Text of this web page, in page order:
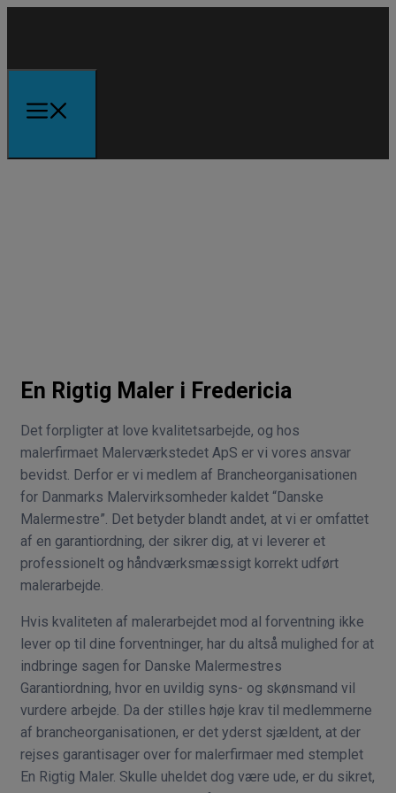
En Rigtig Maler i Fredericia
Det forpligter at love kvalitetsarbejde, og hos
malerfirmaet Malerværkstedet ApS er vi vores ansvar
bevidst. Derfor er vi medlem af Brancheorganisationen
for Danmarks Malervirksomheder kaldet “Danske
Malermestre”. Det betyder blandt andet, at vi er omfattet
af en garantiordning, der sikrer dig, at vi leverer et
professionelt og håndværksmæssigt korrekt udført
malerarbejde.
Hvis kvaliteten af malerarbejdet mod al forventning ikke
lever op til dine forventninger, har du altså mulighed for at
indbringe sagen for Danske Malermestres
Garantiordning, hvor en uvildig syns- og skønsmand vil
vurdere arbejde. Da der stilles høje krav til medlemmerne
af brancheorganisationen, er det yderst sjældent, at der
rejses garantisager over for malerfirmaer med stemplet
En Rigtig Maler. Skulle uheldet dog være ude, er du sikret,